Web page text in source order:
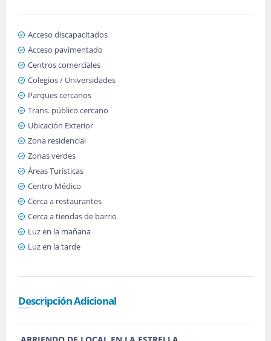
Acceso discapacitados
Acceso pavimentado
Centros comerciales
Colegios / Universidades
Parques cercanos
Trans. público cercano
Ubicación Exterior
Zona residencial
Zonas verdes
Áreas Turísticas
Centro Médico
Cerca a restaurantes
Cerca a tiendas de barrio
Luz en la mañana
Luz en la tarde
Descripción Adicional